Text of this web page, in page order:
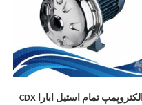
الکتروپمپ تمام استیل ابارا CDX